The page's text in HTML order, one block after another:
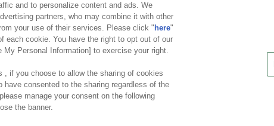
について カスタマーハラスメント対応方針
and to personalize content and ads. We
partners, who may combine it with other
your use of their services. Please click " here"
each cookie. You have the right to opt out of our
Personal Information] to exercise your right.
, if you choose to allow the sharing of cookies
have consented to the sharing regardless of the
manage your consent on the following
the banner.